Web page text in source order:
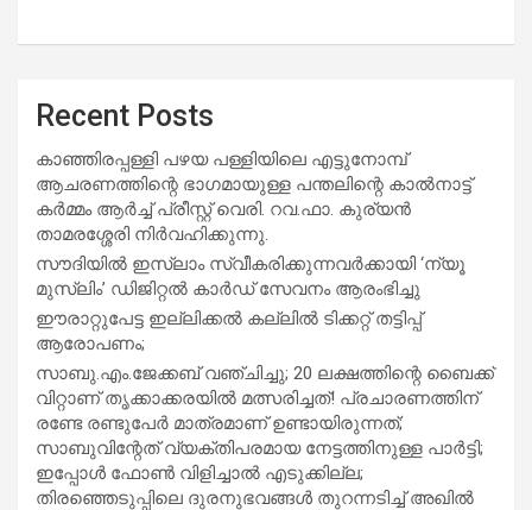
Recent Posts
കാഞ്ഞിരപ്പള്ളി പഴയ പള്ളിയിലെ എട്ടുനോമ്പ്
ആചരണത്തിന്റെ ഭാഗമായുള്ള പന്തലിന്റെ കാൽനാട്ട്
കർമ്മം ആർച്ച് പ്രീസ്റ്റ് വെരി. റവ.ഫാ. കുര്യൻ
താമരശ്ശേരി നിർവഹിക്കുന്നു.
സൗദിയില്‍ ഇസ്‌ലാം സ്വീകരിക്കുന്നവര്‍ക്കായി ‘ന്യൂ
മുസ്ലിം’ ഡിജിറ്റല്‍ കാര്‍ഡ് സേവനം ആരംഭിച്ചു
ഈരാറ്റുപേട്ട ഇല്ലിക്കൽ കല്ലിൽ ടിക്കറ്റ് തട്ടിപ്പ്
ആരോപണം;
സാബു.എം.ജേക്കബ് വഞ്ചിച്ചു; 20 ലക്ഷത്തിന്റെ ബൈക്ക്
വിറ്റാണ് തൃക്കാക്കരയില്‍ മത്സരിച്ചത്! പ്രചാരണത്തിന്
രണ്ടേ രണ്ടുപേര്‍ മാത്രമാണ് ഉണ്ടായിരുന്നത്;
സാബുവിന്റേത് വ്യക്തിപരമായ നേട്ടത്തിനുള്ള പാര്‍ട്ടി;
ഇപ്പോള്‍ ഫോണ്‍ വിളിച്ചാല്‍ എടുക്കില്ല;
തിരഞ്ഞെടുപ്പിലെ ദുരനുഭവങ്ങള്‍ തുറന്നടിച്ച് അഖില്‍